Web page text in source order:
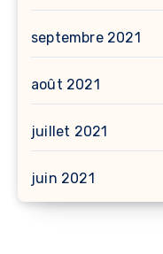
septembre 2021
août 2021
juillet 2021
juin 2021